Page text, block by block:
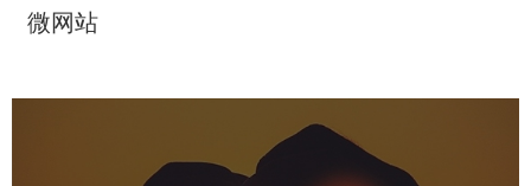
微网站